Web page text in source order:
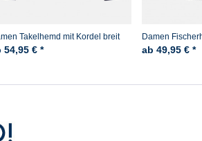
Takelhemd mit Kordel breit
Fischerhemd
54,95 € *
Damen
ab 49,95 € *